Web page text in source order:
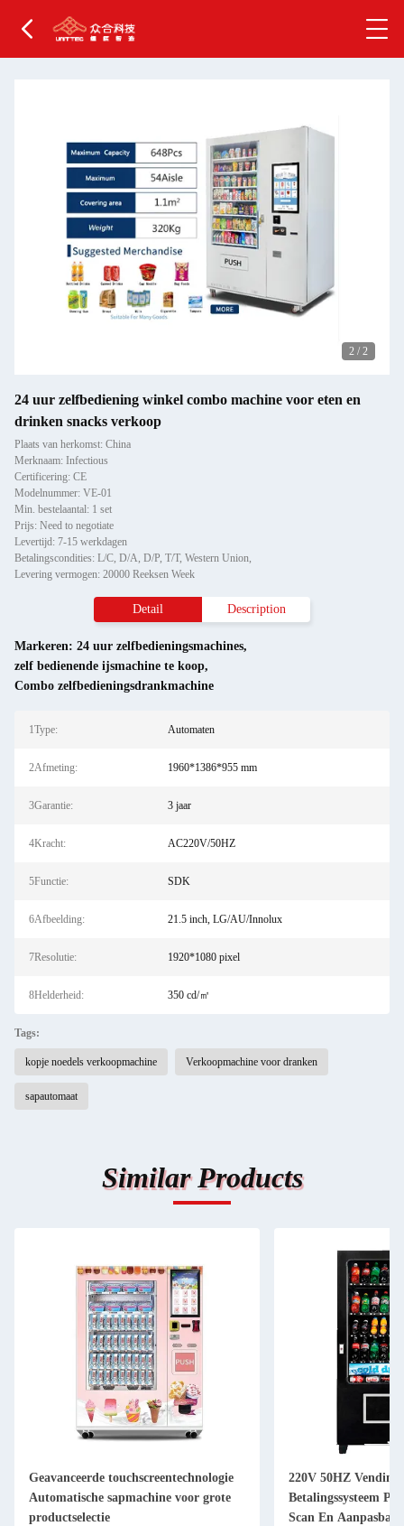
2 / 2
24 uur zelfbediening winkel combo machine voor eten en
drinken snacks verkoop
Plaats van herkomst: China
Merknaam: Infectious
Certificering: CE
Modelnummer: VE-01
Min. bestelaantal: 1 set
Prijs: Need to negotiate
Levertijd: 7-15 werkdagen
Betalingscondities: L/C, D/A, D/P, T/T, Western Union,
Levering vermogen: 20000 Reeksen Week
Detail Description
Markeren: 24 uur zelfbedieningsmachines,
zelf bedienende ijsmachine te koop,
Combo zelfbedieningsdrankmachine
1Type: Automaten
2Afmeting: 1960*1386*955 mm
3Garantie: 3 jaar
4Kracht: AC220V/50HZ
5Functie: SDK
6Afbeelding: 21.5 inch, LG/AU/Innolux
7Resolutie: 1920*1080 pixel
8Helderheid: 350 cd/㎡
Tags:
kopje noedels verkoopmachine Verkoopmachine voor dranken
sapautomaat
Similar Products
Geavanceerde touchscreentechnologie
Automatische sapmachine voor grote
productselectie
220V 50HZ
Betalingssysteem
Scan En